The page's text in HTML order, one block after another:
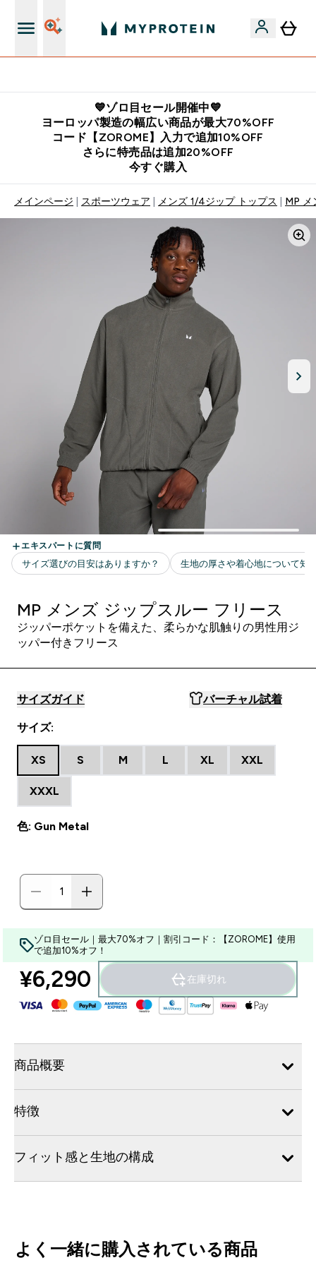
💙ゾロ目セール開催中💙
ヨーロッパ製造の幅広い商品が最大70%OFF
コード【ZOROME】入力で追加10%OFF
さらに特売品は追加20%OFF
今すぐ購入
メインページ スポーツウェア メンズ 1/4ジップ トップス MP メ
MP メンズ ジップスルー フリース
ジッパーポケットを備えた、柔らかな肌触りの男性用ジ
ッパー付きフリース
サイズガイド バーチャル試着
サイズ:
XS S M L XL XXL
XXXL
色: Gun Metal
ゾロ目セール｜最大70%オフ｜割引コード：【ZOROME】使用
で追加10%オフ！
¥6,290‎ 在庫切れ
商品概要
特徴
フィット感と生地の構成
よく一緒に購入されている商品